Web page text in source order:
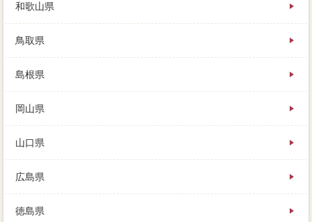
和歌山県
鳥取県
島根県
岡山県
山口県
広島県
徳島県